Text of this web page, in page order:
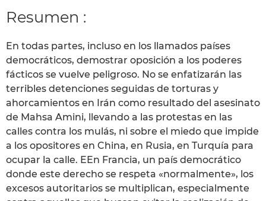
Resumen :
En todas partes, incluso en los llamados países
democráticos, demostrar oposición a los poderes
fácticos se vuelve peligroso. No se enfatizarán las
terribles detenciones seguidas de torturas y
ahorcamientos en Irán como resultado del asesinato
de Mahsa Amini, llevando a las protestas en las
calles contra los mulás, ni sobre el miedo que impide
a los opositores en China, en Rusia, en Turquía para
ocupar la calle. EEn Francia, un país democrático
donde este derecho se respeta «normalmente», los
excesos autoritarios se multiplican, especialmente